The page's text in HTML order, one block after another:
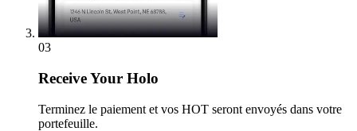
03
ReceiveYour Holo
Terminez le paiement et vos HOT seront envoyés dans votre
portefeuille.